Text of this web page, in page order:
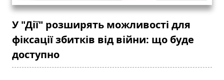
У "Дії" розширять можливості для
фіксації збитків від війни: що буде
доступно